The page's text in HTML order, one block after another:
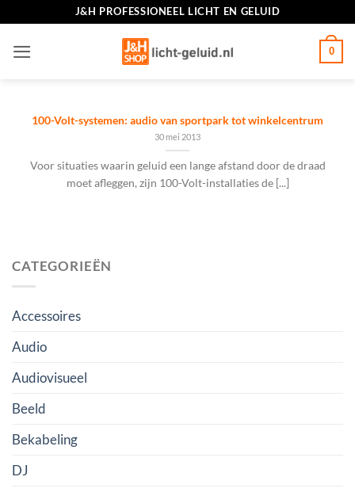
inhoud
J&H PROFESSIONEEL LICHT EN GELUID
0
CATEGORIEËN
Accessoires
Audio
Audiovisueel
Beeld
Bekabeling
DJ
100-Volt-systemen: audio van sportpark tot winkelcentrum
30 mei 2013
Voor situaties waarin geluid een lange afstand door de draad
moet afleggen, zijn 100-Volt-installaties de [...]